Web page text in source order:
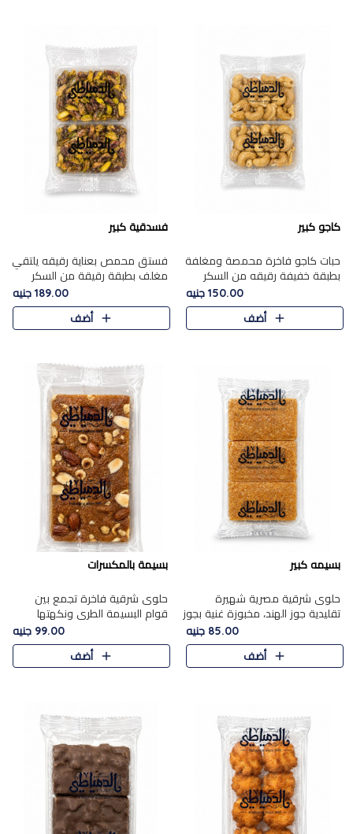
كاجو كبير
حبات كاجو فاخرة محمصة ومغلفة
بطبقة خفيفة رقيقه من السكر
المكرمل، تجمع بين توازن النعومة
زبدية غنية فاخرة والقرمشة
المرضية في حلوى شرقية بطاب..
150.00 جنيه
أضف
فسدقية كبير
فستق محمص بعناية رقيقه يلتقي
مغلف بطبقة رقيقة من السكر
المكرمل، ليقدم مذاقًا فاخرًا حلوي
شرقية فاخرة ونكهة غنية ناتي تميز
كل قطعة و قوام هش
189.00 جنيه
أضف
بسيمه كبير
حلوى شرقية مصرية شهيرة
تقليدية جوز الهند، مخبوزة غنية بجوز
الهند، بلمسه ذهبية وتتميز بقوامها
المرمل وطعمها اللذيذ الذي يشبه
البسبوسة. تُخبز..
85.00 جنيه
أضف
بسيمة بالمكسرات
حلوى شرقية فاخرة تجمع بين
قوام البسيمة الطري ونكهتها
الغنية، مزينة بتشكيلة مختارة من
اللوز والبندق والمكسرات الفاخرة.
مزيج متوازن من القوام ..
99.00 جنيه
أضف